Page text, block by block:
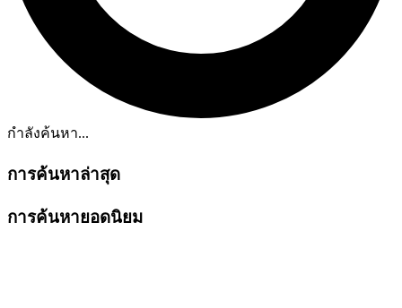
กำลังค้นหา...
การค้นหาล่าสุด
การค้นหายอดนิยม